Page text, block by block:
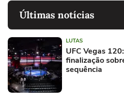
Últimas notícias
LUTAS
UFC Vegas
finalização
sequência